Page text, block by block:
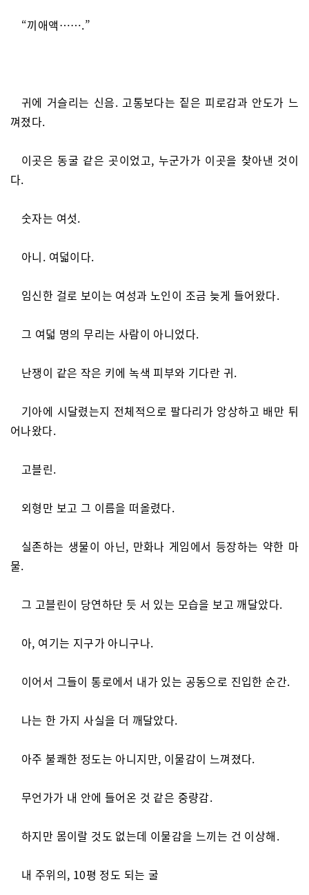
“끼애액…….”
귀에 거슬리는 신음. 고통보다는 짙은 피로감과 안도가 느
껴졌다.
이곳은 동굴 같은 곳이었고, 누군가가 이곳을 찾아낸 것이
다.
숫자는 여섯.
아니. 여덟이다.
임신한 걸로 보이는 여성과 노인이 조금 늦게 들어왔다.
그 여덟 명의 무리는 사람이 아니었다.
난쟁이 같은 작은 키에 녹색 피부와 기다란 귀.
기아에 시달렸는지 전체적으로 팔다리가 앙상하고 배만 튀
어나왔다.
고블린.
외형만 보고 그 이름을 떠올렸다.
실존하는 생물이 아닌, 만화나 게임에서 등장하는 약한 마
물.
그 고블린이 당연하단 듯 서 있는 모습을 보고 깨달았다.
아, 여기는 지구가 아니구나.
이어서 그들이 통로에서 내가 있는 공동으로 진입한 순간.
나는 한 가지 사실을 더 깨달았다.
아주 불쾌한 정도는 아니지만, 이물감이 느껴졌다.
무언가가 내 안에 들어온 것 같은 중량감.
하지만 몸이랄 것도 없는데 이물감을 느끼는 건 이상해.
내 주위의, 10평 정도 되는 굴